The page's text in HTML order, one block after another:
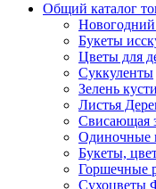
Общий каталог
Букеты
Цветы для
Суккуленты
Зелень
Листья
Свисающая
Одиночные
Букеты,
Горшечные
Сухоцветы